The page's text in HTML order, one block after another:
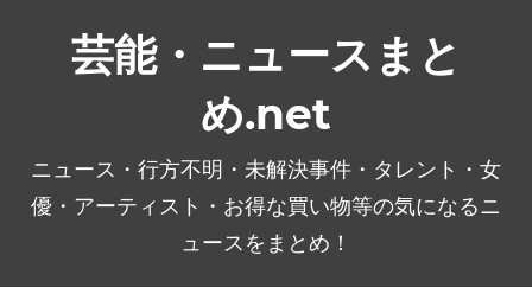
芸能・ニュースまと
め.net
ニュース・行方不明・未解決事件・タレント・女
優・アーティスト・お得な買い物等の気になるニ
ュースをまとめ！